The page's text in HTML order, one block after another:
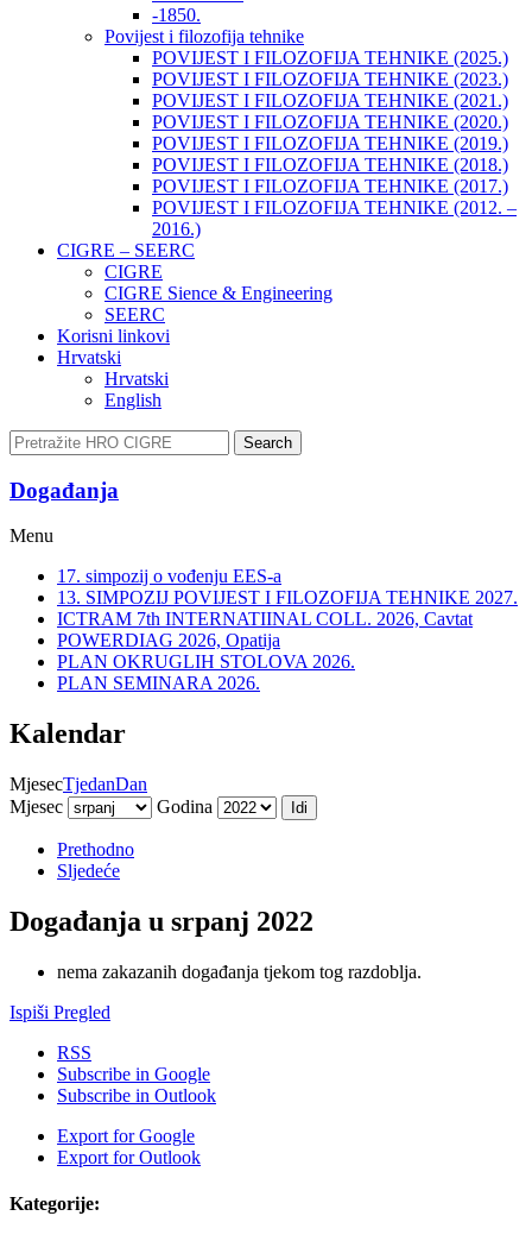
-1850.
Povijest i filozofija tehnike
POVIJEST I FILOZOFIJA TEHNIKE (2025.)
POVIJEST I FILOZOFIJA TEHNIKE (2023.)
POVIJEST I FILOZOFIJA TEHNIKE (2021.)
POVIJEST I FILOZOFIJA TEHNIKE (2020.)
POVIJEST I FILOZOFIJA TEHNIKE (2019.)
POVIJEST I FILOZOFIJA TEHNIKE (2018.)
POVIJEST I FILOZOFIJA TEHNIKE (2017.)
POVIJEST I FILOZOFIJA TEHNIKE (2012. –
2016.)
CIGRE – SEERC
CIGRE
CIGRE Sience & Engineering
SEERC
Korisni linkovi
Hrvatski
Hrvatski
English
Search
Događanja​
Menu
17. simpozij o vođenju EES-a
13. SIMPOZIJ POVIJEST I FILOZOFIJA TEHNIKE 2027.
ICTRAM 7th INTERNATIINAL COLL. 2026, Cavtat
POWERDIAG 2026, Opatija
PLAN OKRUGLIH STOLOVA 2026.
PLAN SEMINARA 2026.
Kalendar
MjesecTjedanDan
Mjesec
Godina
Prethodno
Sljedeće
Događanja u srpanj 2022
nema zakazanih događanja tjekom tog razdoblja.
Ispiši Pregled
RSS
Subscribe in Google
Subscribe in Outlook
Export forGoogle
Export forOutlook
Kategorije: